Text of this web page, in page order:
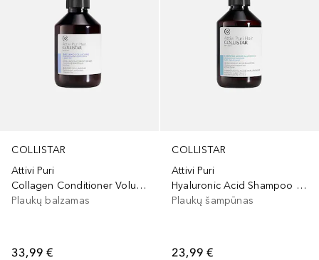
COLLISTAR
Attivi Puri
Collagen Conditioner Volumising Redensifier
Plaukų balzamas
33,99 €
COLLISTAR
Attivi Puri
Hyaluronic Acid Shampoo Frequent Use
Plaukų šampūnas
23,99 €